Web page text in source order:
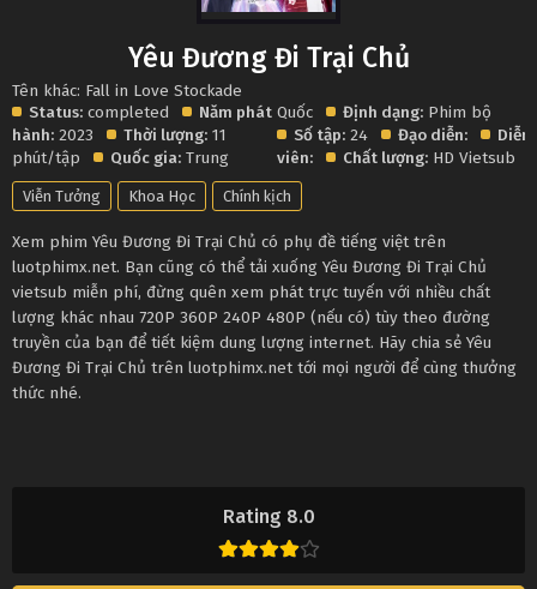
Rating 8.0
Yêu Đương Đi Trại Chủ
Tên khác: Fall in Love Stockade
Status: completed
Năm phát
hành: 2023 Thời lượng: 11
phút/tập
Quốc gia: Trung
Quốc Định dạng: Phim bộ
Số tập: 24 Đạo diễn:
Diễn
viên:
Chất lượng: HD Vietsub
Viễn Tưởng Khoa Học Chính kịch
Xem phim Yêu Đương Đi Trại Chủ có phụ đề tiếng việt trên
luotphimx.net. Bạn cũng có thể tải xuống Yêu Đương Đi Trại Chủ
vietsub miễn phí, đừng quên xem phát trực tuyến với nhiều chất
lượng khác nhau 720P 360P 240P 480P (nếu có) tùy theo đường
truyền của bạn để tiết kiệm dung lượng internet. Hãy chia sẻ Yêu
Đương Đi Trại Chủ trên luotphimx.net tới mọi người để cùng thưởng
thức nhé.